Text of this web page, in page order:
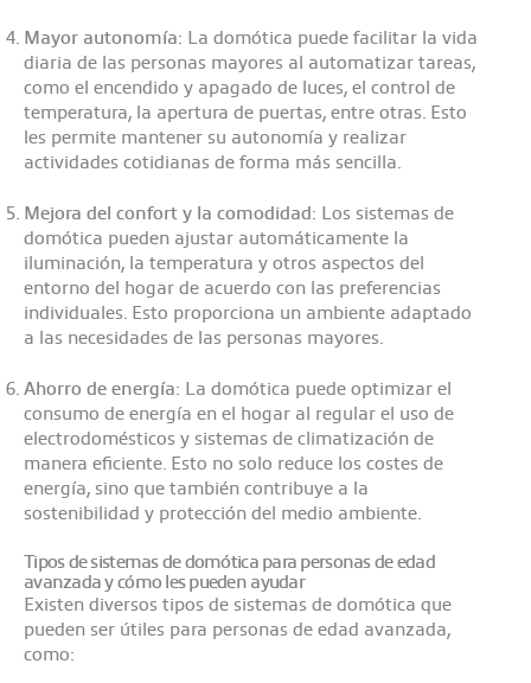
Mayor autonomía: La domótica puede facilitar la vida
diaria de las personas mayores al automatizar tareas,
como el encendido y apagado de luces, el control de
temperatura, la apertura de puertas, entre otras. Esto
les permite mantener su autonomía y realizar
actividades cotidianas de forma más sencilla.
Mejora del confort y la comodidad: Los sistemas de
domótica pueden ajustar automáticamente la
iluminación, la temperatura y otros aspectos del
entorno del hogar de acuerdo con las preferencias
individuales. Esto proporciona un ambiente adaptado
a las necesidades de las personas mayores.
Ahorro de energía: La domótica puede optimizar el
consumo de energía en el hogar al regular el uso de
electrodomésticos y sistemas de climatización de
manera eficiente. Esto no solo reduce los costes de
energía, sino que también contribuye a la
sostenibilidad y protección del medio ambiente.
Tipos de sistemas de domótica para personas de edad
avanzada y cómo les pueden ayudar
Existen diversos tipos de sistemas de domótica que
pueden ser útiles para personas de edad avanzada,
como: